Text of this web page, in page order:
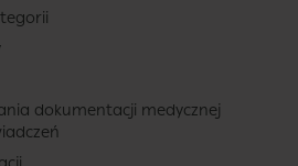
dokumentacji medycznej